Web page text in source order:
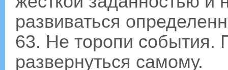
развиваться
63. Не торопи события.
развернуться самому.